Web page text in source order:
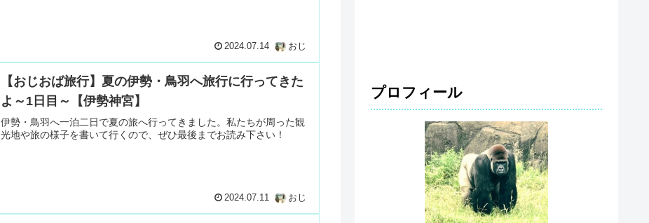
2024.07.14 おじ
【おじおば旅行】夏の伊勢・鳥羽へ旅行に行ってきた
よ～1日目～【伊勢神宮】
伊勢・鳥羽へ一泊二日で夏の旅へ行ってきました。私たちが周った観
光地や旅の様子を書いて行くので、ぜひ最後までお読み下さい！
2024.07.11 おじ
プロフィール